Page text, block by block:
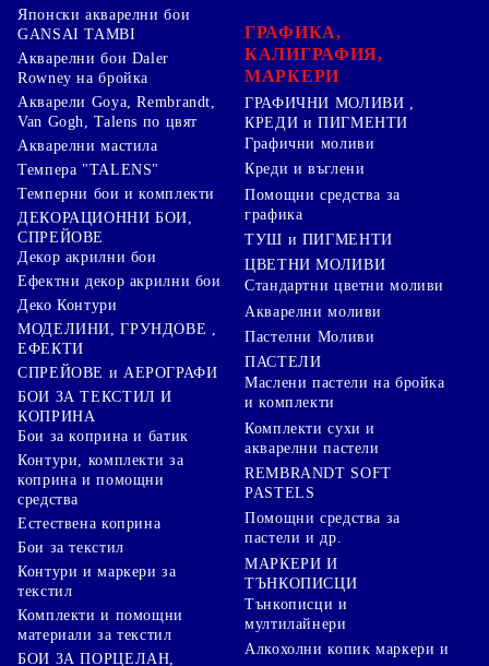
Японски акварелни бои
GANSAI TAMBI
Акварелни бои Daler
Rowney на бройка
Акварели Goya, Rembrandt,
Van Gogh, Talens по цвят
Акварелни мастила
Темпера "TALENS"
Темперни бои и комплекти
ДЕКОРАЦИОННИ БОИ,
СПРЕЙОВЕ
Декор акрилни бои
Ефектни декор акрилни бои
Деко Контури
МОДЕЛИНИ, ГРУНДОВЕ ,
ЕФЕКТИ
СПРЕЙОВЕ и АЕРОГРАФИ
БОИ ЗА ТЕКСТИЛ И
КОПРИНА
Бои за коприна и батик
Контури, комплекти за
коприна и помощни
средства
Естествена коприна
Бои за текстил
Контури и маркери за
текстил
Комплекти и помощни
материали за текстил
БОИ ЗА ПОРЦЕЛАН,
ГРАФИКА,
КАЛИГРАФИЯ,
МАРКЕРИ
ГРАФИЧНИ МОЛИВИ ,
КРЕДИ и ПИГМЕНТИ
Графични моливи
Креди и въглени
Помощни средства за
графика
ТУШ и ПИГМЕНТИ
ЦВЕТНИ МОЛИВИ
Стандартни цветни моливи
Акварелни моливи
Пастелни Моливи
ПАСТЕЛИ
Маслени пастели на бройка
и комплекти
Комплекти сухи и
акварелни пастели
REMBRANDT SOFT
PASTELS
Помощни средства за
пастели и др.
МАРКЕРИ И
ТЪНКОПИСЦИ
Тънкописци и
мултилайнери
Алкохолни копик маркери и